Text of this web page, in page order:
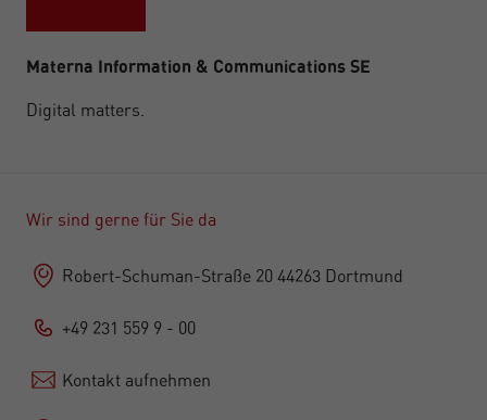
Materna Information & Communications SE
Digital matters.
Wir sind gerne für Sie da
Robert-Schuman-Straße 20 44263 Dortmund
+49 231 559 9 - 00
Kontakt aufnehmen